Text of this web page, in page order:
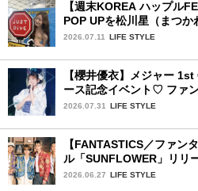
【週末KOREA ハップル
POP UPを松川星（まつ
♡
2026.07.11 LIFE STYLE
【櫻井優衣】メジャー
ース記念イベント♡ ファ
2026.07.31 LIFE STYLE
【FANTASTICS／ファン
ル「SUNFLOWER」リリ
夏楽しみにしていることは
2026.06.27 LIFE STYLE